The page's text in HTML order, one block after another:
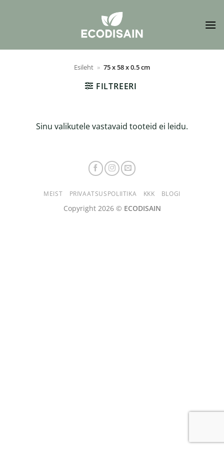
Esileht » 75 x 58 x 0.5 cm
FILTREERI
Sinu valikutele vastavaid tooteid ei leidu.
MEIST PRIVAATSUSPOLIITIKA KKK BLOGI
Copyright 2026 © ECODISAIN